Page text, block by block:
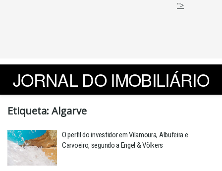
">
JORNAL DO IMOBILIÁRIO
Etiqueta: Algarve
O perfil do investidor em Vilamoura, Albufeira e
Carvoeiro, segundo a Engel & Völkers